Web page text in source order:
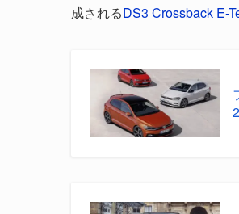
成されるDS3 Crossback E-